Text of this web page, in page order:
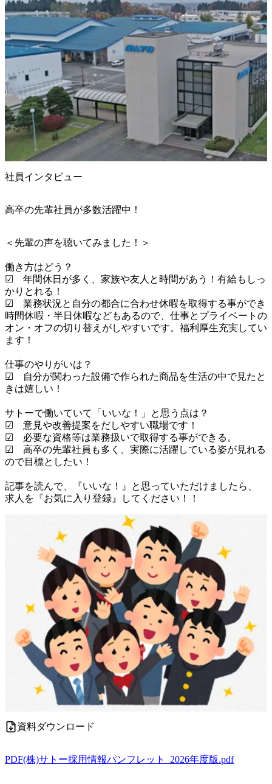
社員インタビュー
高卒の先輩社員が多数活躍中！
＜先輩の声を聴いてみました！＞
働き方はどう？
☑　年間休日が多く、家族や友人と時間があう！有給もしっ
かりとれる！
☑　業務状況と自分の都合に合わせ休暇を取得する事ができ
時間休暇・半日休暇などもあるので、仕事とプライベートの
オン・オフの切り替えがしやすいです。福利厚生充実してい
ます！
仕事のやりがいは？
☑　自分が関わった設備で作られた商品を生活の中で見たと
きは嬉しい！
サトーで働いていて「いいな！」と思う点は？
☑　意見や改善提案をだしやすい職場です！
☑　必要な資格等は業務扱いで取得する事ができる。
☑　高卒の先輩社員も多く、実際に活躍している姿が見れる
ので目標としたい！
記事を読んで、『いいな！』と思っていただけましたら、
求人を『お気に入り登録』してください！！
資料ダウンロード
PDF(株)サトー採用情報パンフレット_2026年度版.pdf